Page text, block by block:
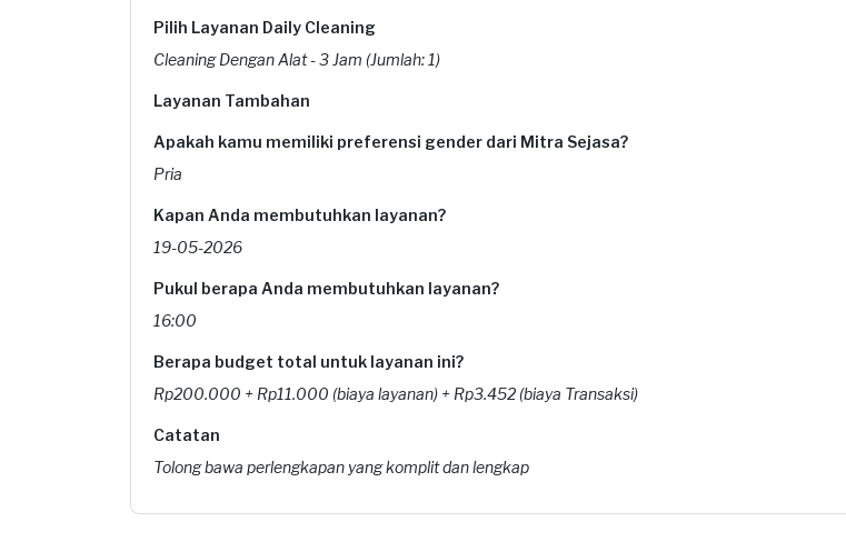
Pilih Layanan Daily Cleaning
Cleaning Dengan Alat - 3 Jam (Jumlah: 1)
Layanan Tambahan
Apakah kamu memiliki preferensi gender dari Mitra Sejasa?
Pria
Kapan Anda membutuhkan layanan?
19-05-2026
Pukul berapa Anda membutuhkan layanan?
16:00
Berapa budget total untuk layanan ini?
Rp200.000 + Rp11.000 (biaya layanan) + Rp3.452 (biaya Transaksi)
Catatan
Tolong bawa perlengkapan yang komplit dan lengkap